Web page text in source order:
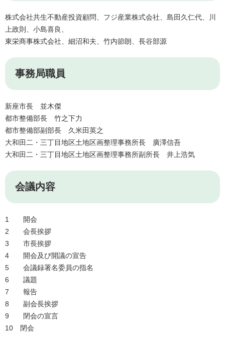
株式会社共生不動産投資顧問、フジ産業株式会社、島田久仁代、川
上政則、小島喜良、
東栄商事株式会社、細沼和夫、竹内節朗、長谷部源
事務局職員
新座市長 並木傑
都市整備部長 竹之下力
都市整備部副部長 久米田英之
大和田二・三丁目地区土地区画整理事務所長 廣澤信吾
大和田二・三丁目地区土地区画整理事務所副所長 井上浩気
会議内容
1 開会
2 会長挨拶
3 市長挨拶
4 開会及び開議の宣告
5 会議録署名委員の指名
6 議題
7 報告
8 副会長挨拶
9 閉会の宣言
10 閉会